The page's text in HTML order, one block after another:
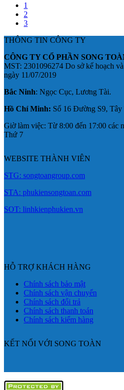
1
2
3
THÔNG TIN CÔNG TY
CÔNG TY CỔ PHẦN SONG
MST: 2301096274 Do sở kế hoạch
ngày 11/07/2019
Bắc Ninh: Ngọc Cục, Lương Tài.
Hồ Chí Minh: Số 16 Đường S9, Tây
Giờ làm việc: Từ 8:00 đến 17:00 các
Thứ 7
WEBSITE THÀNH VIÊN
STG: songtoangroup.com
STA: phukiensongtoan.com
SOT: linhkienphukien.vn
HỖ TRỢ KHÁCH HÀNG
Chính sách bảo mật
Chính sách vận chuyển
Chính sách đổi trả
Chính sách thanh toán
Chính sách kiểm hàng
KẾT NỐI VỚI SONG TOÀN